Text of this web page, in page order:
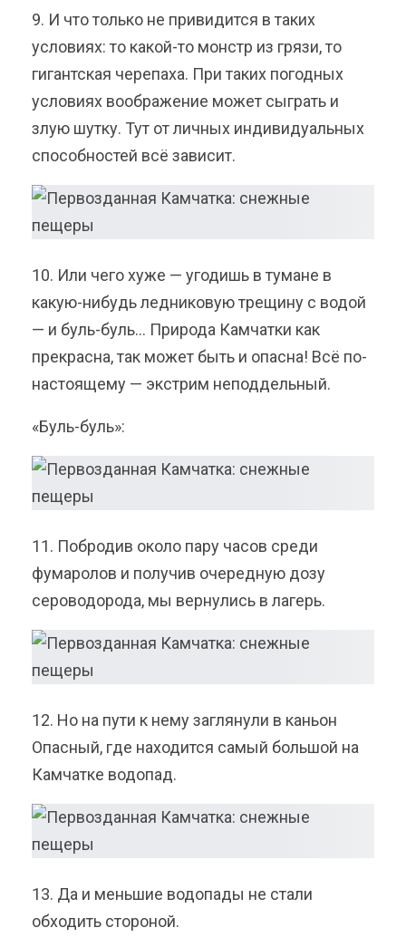
9. И что только не привидится в таких
условиях: то какой-то монстр из грязи, то
гигантская черепаха. При таких погодных
условиях воображение может сыграть и
злую шутку. Тут от личных индивидуальных
способностей всё зависит.
10. Или чего хуже — угодишь в тумане в
какую-нибудь ледниковую трещину с водой
— и буль-буль… Природа Камчатки как
прекрасна, так может быть и опасна! Всё по-
настоящему — экстрим неподдельный.
«Буль-буль»:
11. Побродив около пару часов среди
фумаролов и получив очередную дозу
сероводорода, мы вернулись в лагерь.
12. Но на пути к нему заглянули в каньон
Опасный, где находится самый большой на
Камчатке водопад.
13. Да и меньшие водопады не стали
обходить стороной.